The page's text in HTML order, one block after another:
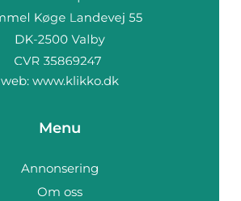
web: www.klikko.dk
Menu
Annonsering
Om oss